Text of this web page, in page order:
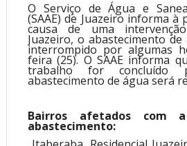
O Serviço de Água e
(SAAE) de Juazeiro informa
causa de uma
Juazeiro, o abastecimento
interrompido por algumas
feira (25). O SAAE informa
trabalho for concluído
abastecimento de água será
Bairros afetados com
abastecimento: